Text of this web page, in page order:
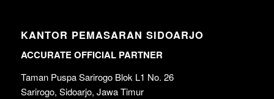
KANTOR PEMASARAN SIDOARJO
ACCURATE OFFICIAL PARTNER
Taman Puspa Sarirogo Blok L1 No. 26
Sarirogo, Sidoarjo, Jawa Timur